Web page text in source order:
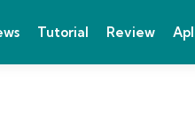
Tutorial Review